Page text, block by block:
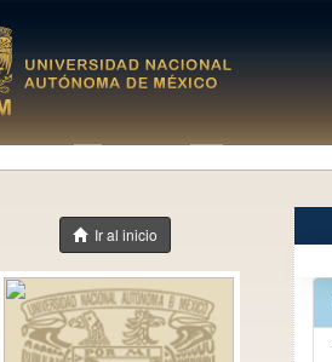
Ir al inicio